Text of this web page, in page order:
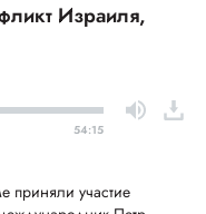
Израиля,
54:15
приняли участие